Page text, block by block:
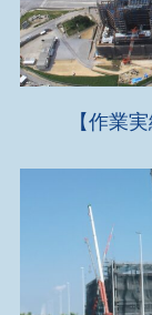
【作業
写